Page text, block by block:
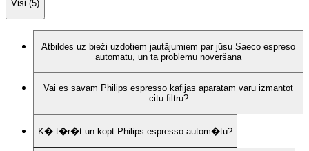
Visi (5)
Atbildes uz bieži uzdotiem jautājumiem par jūsu Saeco espreso
automātu, un tā problēmu novēršana
Vai es savam Philips espresso kafijas aparātam varu izmantot
citu filtru?
K� t�r�t un kopt Philips espresso autom�tu?